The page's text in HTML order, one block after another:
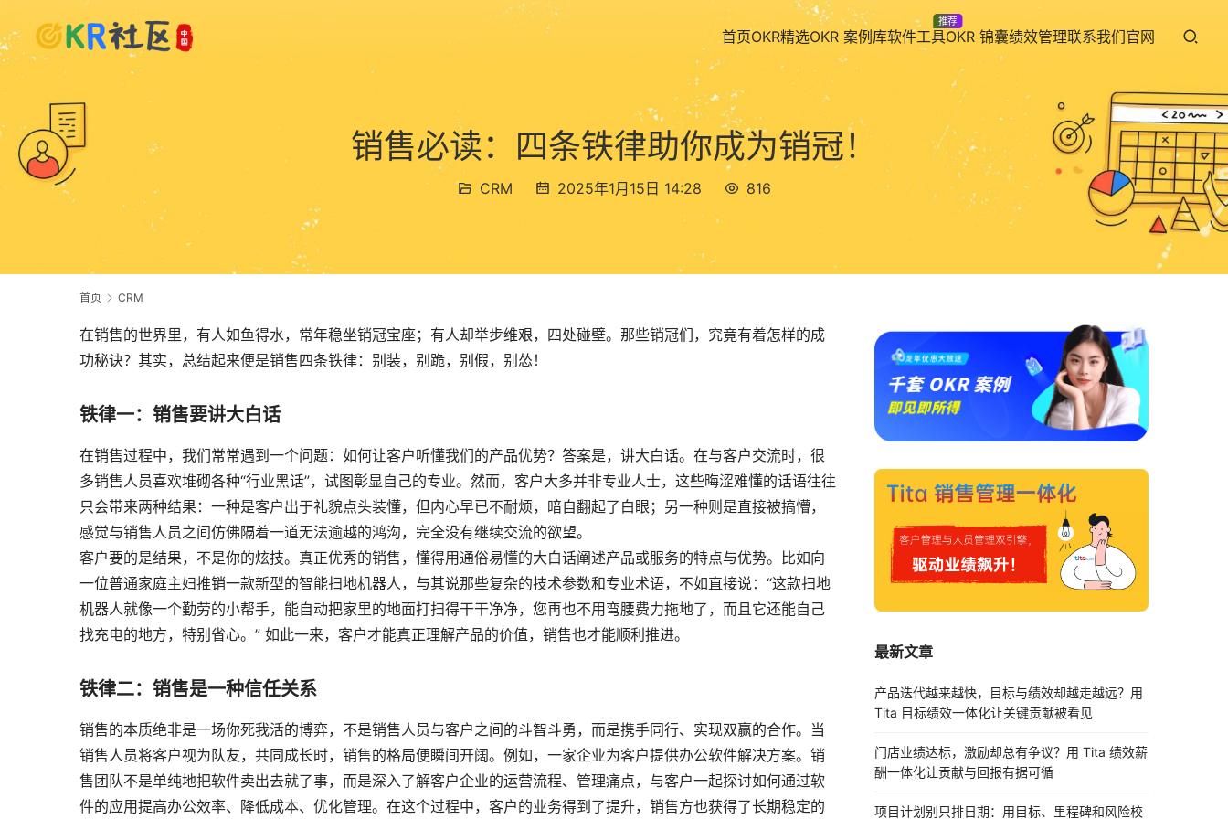
首页OKR精选OKR 案例库软件工具
推荐
OKR 锦囊绩效管理联系我们官网
销售必读：四条铁律助你成为销冠！
CRM 2025年1月15日 14:28 816
首页 CRM
在销售的世界里，有人如鱼得水，常年稳坐销冠宝座；有人却举步维艰，四处碰壁。那些销冠们，究竟有着怎样的成
功秘诀？其实，总结起来便是销售四条铁律：别装，别跪，别假，别怂！
铁律一：销售要讲大白话
在销售过程中，我们常常遇到一个问题：如何让客户听懂我们的产品优势？答案是，讲大白话。在与客户交流时，很
多销售人员喜欢堆砌各种“行业黑话”，试图彰显自己的专业。然而，客户大多并非专业人士，这些晦涩难懂的话语往往
只会带来两种结果：一种是客户出于礼貌点头装懂，但内心早已不耐烦，暗自翻起了白眼；另一种则是直接被搞懵，
感觉与销售人员之间仿佛隔着一道无法逾越的鸿沟，完全没有继续交流的欲望。
客户要的是结果，不是你的炫技。真正优秀的销售，懂得用通俗易懂的大白话阐述产品或服务的特点与优势。比如向
一位普通家庭主妇推销一款新型的智能扫地机器人，与其说那些复杂的技术参数和专业术语，不如直接说：“这款扫地
机器人就像一个勤劳的小帮手，能自动把家里的地面打扫得干干净净，您再也不用弯腰费力拖地了，而且它还能自己
找充电的地方，特别省心。” 如此一来，客户才能真正理解产品的价值，销售也才能顺利推进。
铁律二：销售是一种信任关系
销售的本质绝非是一场你死我活的博弈，不是销售人员与客户之间的斗智斗勇，而是携手同行、实现双赢的合作。当
销售人员将客户视为队友，共同成长时，销售的格局便瞬间开阔。例如，一家企业为客户提供办公软件解决方案。销
售团队不是单纯地把软件卖出去就了事，而是深入了解客户企业的运营流程、管理痛点，与客户一起探讨如何通过软
件的应用提高办公效率、降低成本、优化管理。在这个过程中，客户的业务得到了提升，销售方也获得了长期稳定的
最新文章
产品迭代越来越快，目标与绩效却越走越远？用
Tita 目标绩效一体化让关键贡献被看见
门店业绩达标，激励却总有争议？用 Tita 绩效薪
酬一体化让贡献与回报有据可循
项目计划别只排日期：用目标、里程碑和风险校